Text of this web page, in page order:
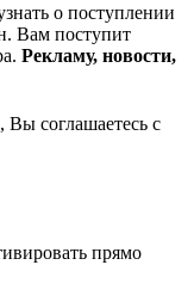
о поступлении
Вам поступит
Рекламу, новости,
соглашаетесь с
прямо